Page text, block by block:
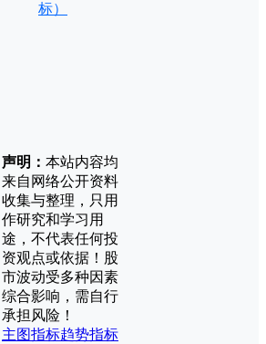
标）
声明： 本站内容均
来自网络公开资料
收集与整理，只用
作研究和学习用
途，不代表任何投
资观点或依据！股
市波动受多种因素
综合影响，需自行
承担风险！
主图指标趋势指标